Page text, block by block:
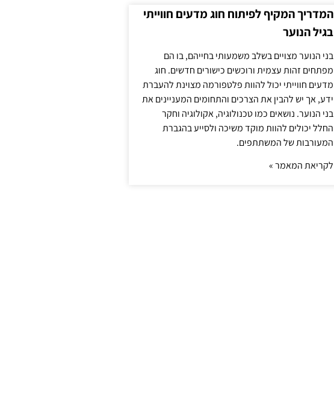
המדריך המקיף לפיתוח חוג מדעים חווייתי
בגיל הנוער
בני הנוער מצויים בשלב משמעותי בחייהם, בו הם
מפתחים זהות עצמית ורוכשים כישורים חדשים. חוג
מדעים חווייתי יכול להוות פלטפורמה מצוינת להעברת
ידע, אך יש להבין את הצרכים והתחומים המעניינים את
בני הנוער. נושאים כמו טכנולוגיה, אקולוגיה וחקר
החלל יכולים להוות מוקד משיכה ולסייע בהגברת
המעורבות של המשתתפים.
לקריאת המאמר »